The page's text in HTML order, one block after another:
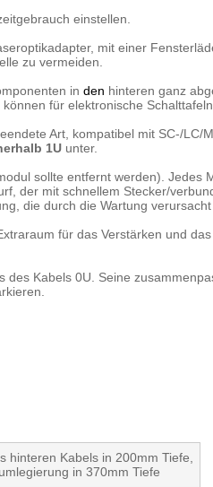
einstellen.
mit einer
zu vermeiden.
in den hinteren ganz
für elektronische
Art, kompatibel mit SC-/LC/
1U unter.
sollte entfernt werden). Jedes
der mit schnellem Stecker/
die durch die Wartung verursacht
für das Verstärken und
Kabels 0U. Seine
hinteren Kabels in 200mm Tiefe,
in 370mm Tiefe